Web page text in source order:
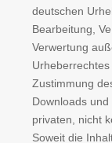
deutschen
Bearbeitung,
Verwertung
Zustimmung
Downloads
privaten, nicht
Soweit die